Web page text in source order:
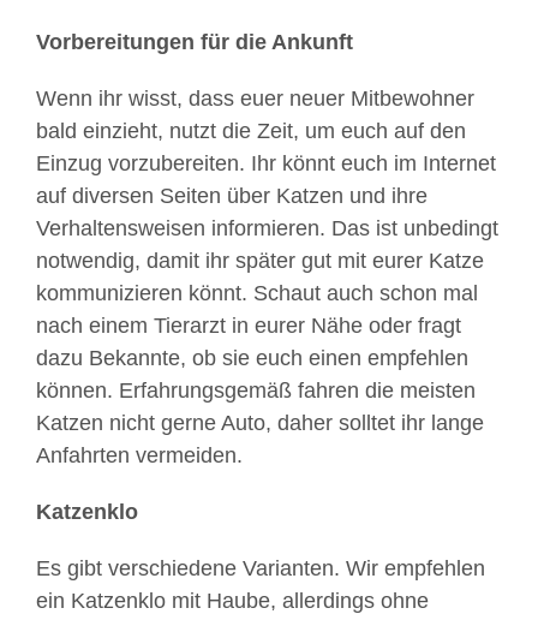
Vorbereitungen für die Ankunft
Wenn ihr wisst, dass euer neuer Mitbewohner
bald einzieht, nutzt die Zeit, um euch auf den
Einzug vorzubereiten. Ihr könnt euch im Internet
auf diversen Seiten über Katzen und ihre
Verhaltensweisen informieren. Das ist unbedingt
notwendig, damit ihr später gut mit eurer Katze
kommunizieren könnt. Schaut auch schon mal
nach einem Tierarzt in eurer Nähe oder fragt
dazu Bekannte, ob sie euch einen empfehlen
können. Erfahrungsgemäß fahren die meisten
Katzen nicht gerne Auto, daher solltet ihr lange
Anfahrten vermeiden.
Katzenklo
Es gibt verschiedene Varianten. Wir empfehlen
ein Katzenklo mit Haube, allerdings ohne